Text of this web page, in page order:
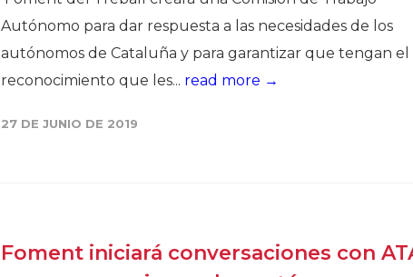
Autónomo para dar respuesta a las necesidades de los
autónomos de Cataluña y para garantizar que tengan el
reconocimiento que les... read more →
27 DE JUNIO DE 2019
Foment iniciará conversaciones con